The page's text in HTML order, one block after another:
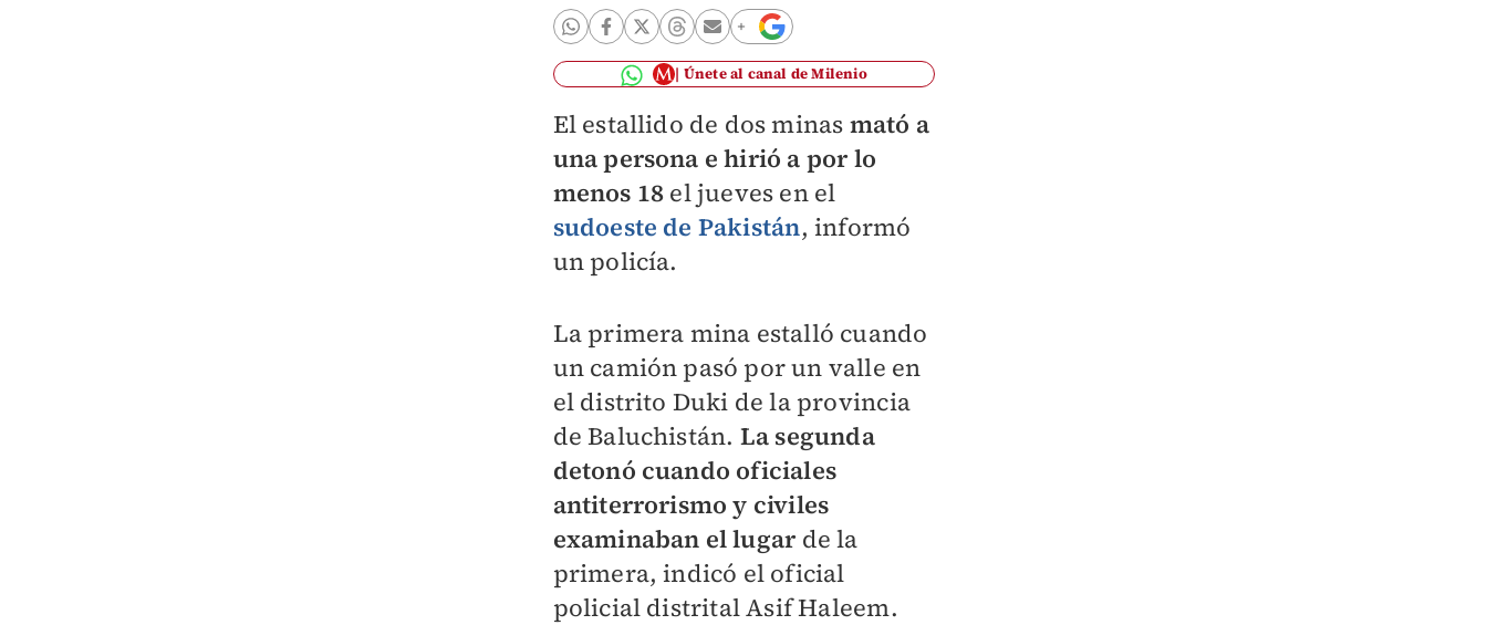
Únete al canal de Milenio
El estallido de dos minas mató a
una persona e hirió a por lo
menos 18 el jueves en el
sudoeste de Pakistán, informó
un policía.
La primera mina estalló cuando
un camión pasó por un valle en
el distrito Duki de la provincia
de Baluchistán. La segunda
detonó cuando oficiales
antiterrorismo y civiles
examinaban el lugar de la
primera, indicó el oficial
policial distrital Asif Haleem.